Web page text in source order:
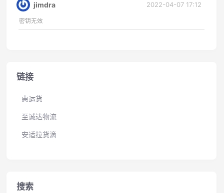
jimdra 2022-04-07 17:12
密钥无效
链接
惠运货
至诚达物流
安适拉货滴
搜索